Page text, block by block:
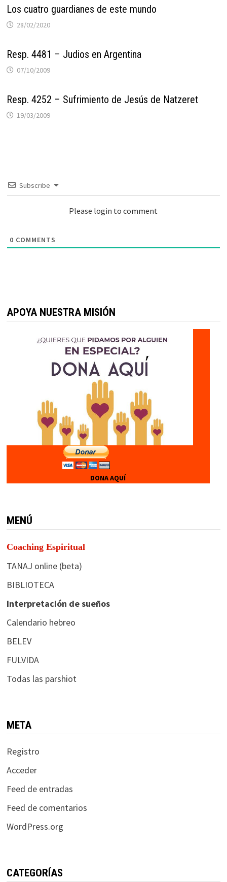
Los cuatro guardianes de este mundo
28/02/2020
Resp. 4481 – Judios en Argentina
07/10/2009
Resp. 4252 – Sufrimiento de Jesús de Natzeret
19/03/2009
Subscribe
Please login to comment
0 COMMENTS
APOYA NUESTRA MISIÓN
DONA AQUÍ
MENÚ
Coaching Espiritual
TANAJ online (beta)
BIBLIOTECA
Interpretación de sueños
Calendario hebreo
BELEV
FULVIDA
Todas las parshiot
META
Registro
Acceder
Feed de entradas
Feed de comentarios
WordPress.org
CATEGORÍAS